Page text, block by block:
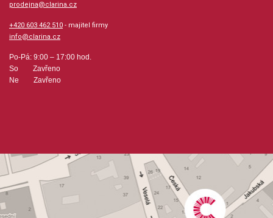
Provedení: sešit + CD
Série: Hal Leonard Student Piano Library
Hudební styl: noty pro hudební školy, hudba pro děti,
žáky a studenty
Počet stran: 31
hudební úprava: klavír
prodejna@clarina.cz
+420 603 462 510 - majitel firmy
info@clarina.cz
Po-Pá: 9:00 – 17:00 hod.
So Zavřeno
Ne Zavřeno